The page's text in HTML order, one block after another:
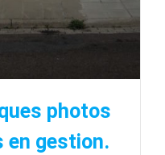
photos
en gestion.